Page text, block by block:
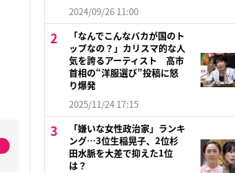
2024/09/26 11:00
「なんでこんなバカが国のト
ップなの？」カリスマ的な人
気を誇るアーティスト 高市
首相の“洋服選び”投稿に怒
り爆発
2025/11/24 17:15
「嫌いな女性政治家」ランキ
ング…3位生稲晃子、2位杉
田水脈を大差で抑えた1位
は？